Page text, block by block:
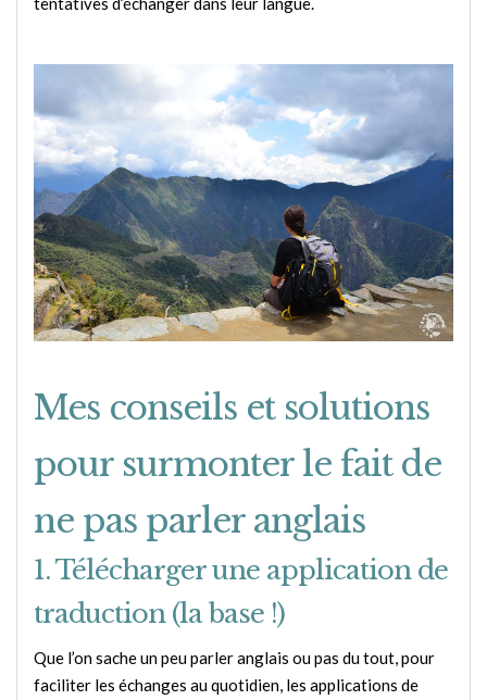
Mes conseils et solutions
pour surmonter le fait de
ne pas parler anglais
1. Télécharger une application de
traduction (la base !)
Que l’on sache un peu parler anglais ou pas du tout, pour
faciliter les échanges au quotidien, les applications de